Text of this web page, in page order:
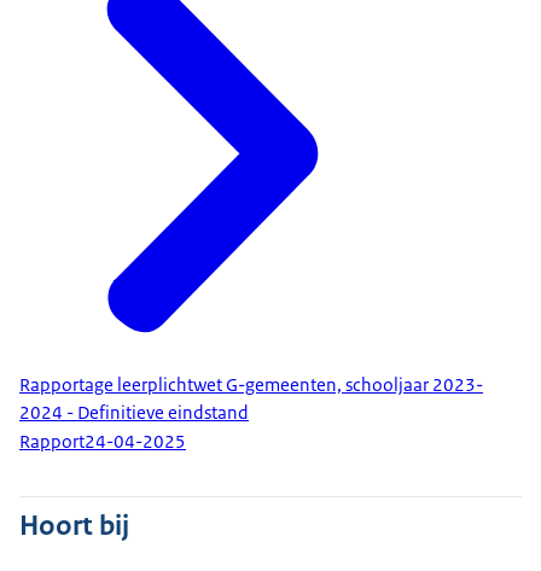
Rapportage leerplichtwet G-gemeenten, schooljaar 2023-
2024 - Definitieve eindstand
Rapport24-04-2025
Hoort bij